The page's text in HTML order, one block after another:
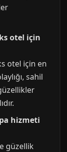
otel için
otel için en
sahil
hizmeti
güzellik